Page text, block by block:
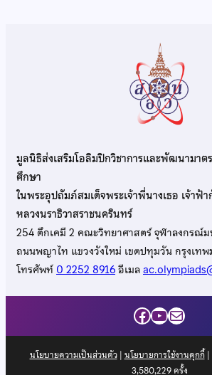
มูลนิธิส่งเสริมโอลิมปิกวิชาการและพัฒนามาต
ศึกษา
ในพระอุปถัมภ์สมเด็จพระเจ้าพี่นางเธอ เจ้า
หลวงนราธิวาสราชนครินทร์
254 ตึกเคมี 2 คณะวิทยาศาสตร์ จุฬาลงกรณ์
ถนนพญาไท แขวงวังใหม่ เขตปทุมวัน กรุงเท
โทรศัพท์0 2252 8916อีเมล
Facebook
YouTube
Mail
นโยบายความเป็นส่วนตัว| นโยบายการใช้งานคุกกี้|
3,580,229ครั้ง